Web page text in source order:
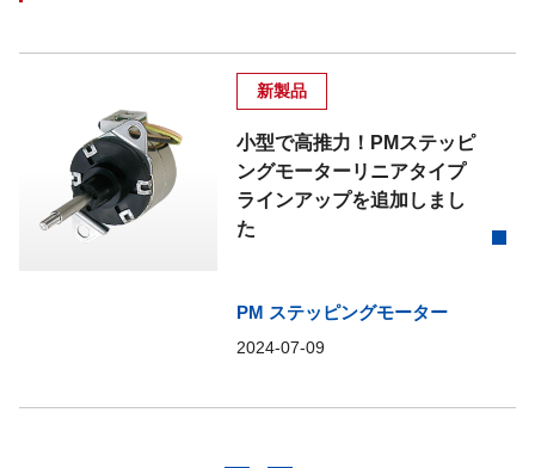
新製品
小型で高推力！PMステッピ
ングモーターリニアタイプ
ラインアップを追加しまし
た
PM ステッピングモーター
2024-07-09